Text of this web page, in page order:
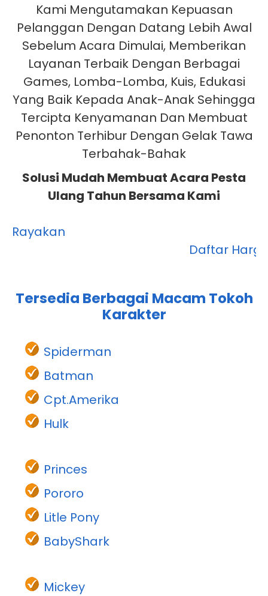
Kami Mengutamakan Kepuasan
Pelanggan Dengan Datang Lebih Awal
Sebelum Acara Dimulai, Memberikan
Layanan Terbaik Dengan Berbagai
Games, Lomba-Lomba, Kuis, Edukasi
Yang Baik Kepada Anak-Anak Sehingga
Tercipta Kenyamanan Dan Membuat
Penonton Terhibur Dengan Gelak Tawa
Terbahak-Bahak
Solusi Mudah Membuat Acara Pesta
Ulang Tahun Bersama Kami
Rayakan Pesta Ulang Tahu
Daftar Harga Kami
Tersedia Berbagai Macam Tokoh
Karakter
Spiderman
Batman
Cpt.Amerika
Hulk
Princes
Pororo
Litle Pony
BabyShark
Mickey